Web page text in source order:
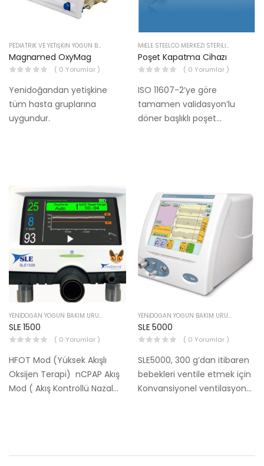
PEDIATRIK VE YETIŞKIN YOĞUN BAKIM ÜRÜNLERI
Magnamed OxyMag
( 0 Yorumlar )
Yenidoğandan yetişkine
tüm hasta gruplarına
uygundur.
MIELE STEELCO MERKEZI STERILIZASYON CIHAZLARI
Poşet Kapatma Cihazı
( 0 Yorumlar )
ISO 11607-2’ye göre
tamamen validasyon’lu
döner başlıklı poşet
YENIDOĞAN YOĞUN BAKIM ÜRÜNLERI
SLE 1500
( 0 Yorumlar )
HFOT Mod (Yüksek Akışlı
Oksijen Terapi) nCPAP Akış
Mod ( Akış Kontrollü Nazal
Basıncı) Manual Akış Mod…
YENIDOĞAN YOĞUN BAKIM ÜRÜNLERI
SLE 5000
( 0 Yorumlar )
SLE5000, 300 g’dan itibaren
bebekleri ventile etmek için
Konvansiyonel ventilasyon
hava yolu basınçları ve